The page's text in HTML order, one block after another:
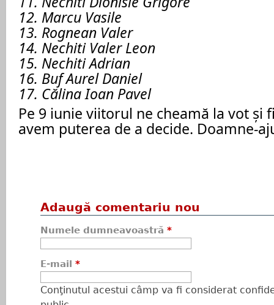
12. Marcu Vasile
13. Rognean Valer
14. Nechiti Valer Leon
15. Nechiti Adrian
16. Buf Aurel Daniel
17. Călina Ioan Pavel
Pe 9 iunie viitorul ne cheamă la vot și
avem puterea de a decide. Doamne-
Adaugă comentariu nou
Numele dumneavoastră *
E-mail *
Conţinutul acestui câmp va fi considerat